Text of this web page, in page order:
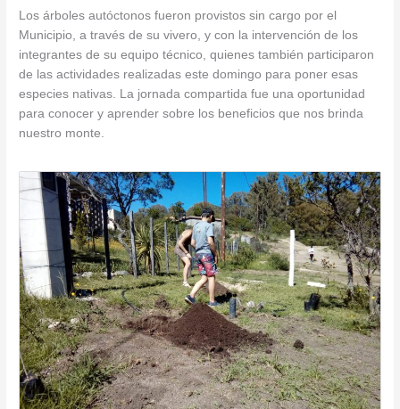
Los árboles autóctonos fueron provistos sin cargo por el
Municipio, a través de su vivero, y con la intervención de los
integrantes de su equipo técnico, quienes también participaron
de las actividades realizadas este domingo para poner esas
especies nativas. La jornada compartida fue una oportunidad
para conocer y aprender sobre los beneficios que nos brinda
nuestro monte.